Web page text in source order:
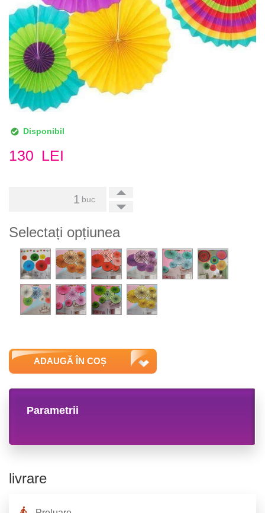
Disponibil
130 LEI
+
-
buc
Selectați opțiunea
ADAUGĂ ÎN COȘ
Parametrii
livrare